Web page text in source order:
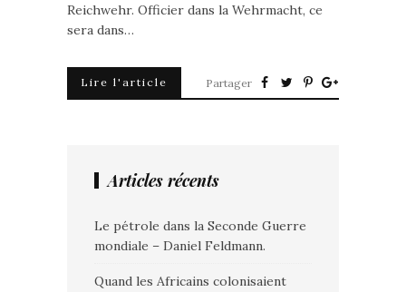
Reichwehr. Officier dans la Wehrmacht, ce
sera dans…
Lire l'article Partager
Articles récents
Le pétrole dans la Seconde Guerre
mondiale – Daniel Feldmann.
Quand les Africains colonisaient